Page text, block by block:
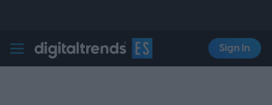
Digital Trends Español
Sign In